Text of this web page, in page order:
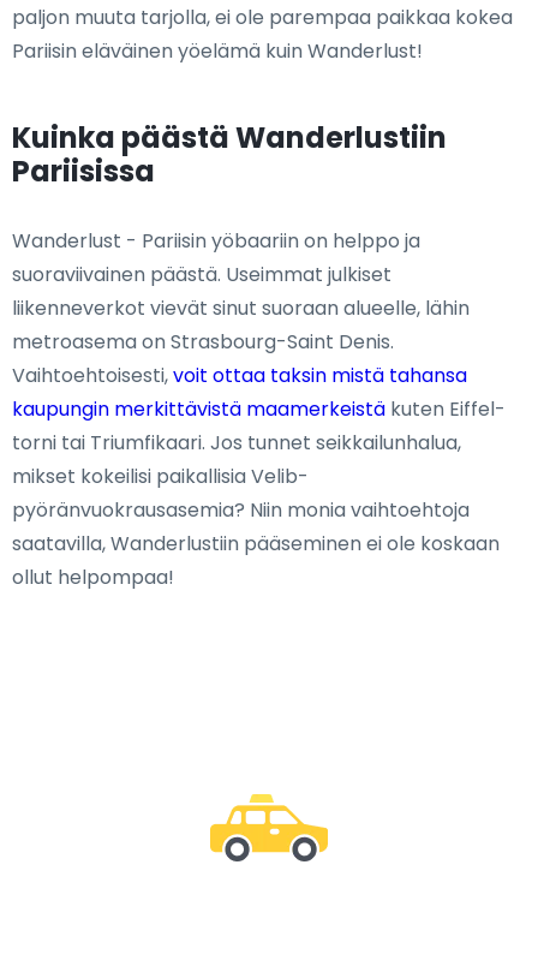
paljon muuta tarjolla, ei ole parempaa paikkaa kokea
Pariisin eläväinen yöelämä kuin Wanderlust!
Kuinka päästä Wanderlustiin
Pariisissa
Wanderlust - Pariisin yöbaariin on helppo ja
suoraviivainen päästä. Useimmat julkiset
liikenneverkot vievät sinut suoraan alueelle, lähin
metroasema on Strasbourg-Saint Denis.
Vaihtoehtoisesti,voit ottaa taksin mistä tahansa
kaupungin merkittävistä maamerkeistä kuten Eiffel-
torni tai Triumfikaari. Jos tunnet seikkailunhalua,
mikset kokeilisi paikallisia Velib-
pyöränvuokrausasemia? Niin monia vaihtoehtoja
saatavilla, Wanderlustiin pääseminen ei ole koskaan
ollut helpompaa!